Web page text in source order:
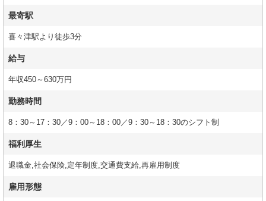
最寄駅
喜々津駅より徒歩3分
給与
年収450～630万円
勤務時間
8：30～17：30／9：00～18：00／9：30～18：30のシフト制
福利厚生
退職金,社会保険,定年制度,交通費支給,再雇用制度
雇用形態